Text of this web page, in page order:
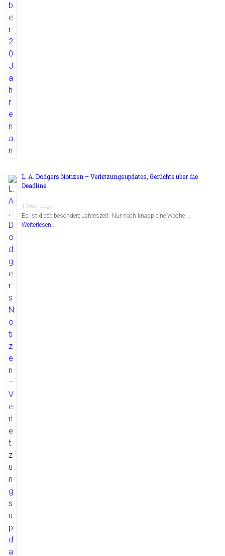
L. A. Dodgers Notizen – Verletzungsupdates, Gerüchte über die
Deadline
1 Woche ago
Es ist diese besondere Jahreszeit. Nur noch knapp eine Woche …
Weiterlesen...